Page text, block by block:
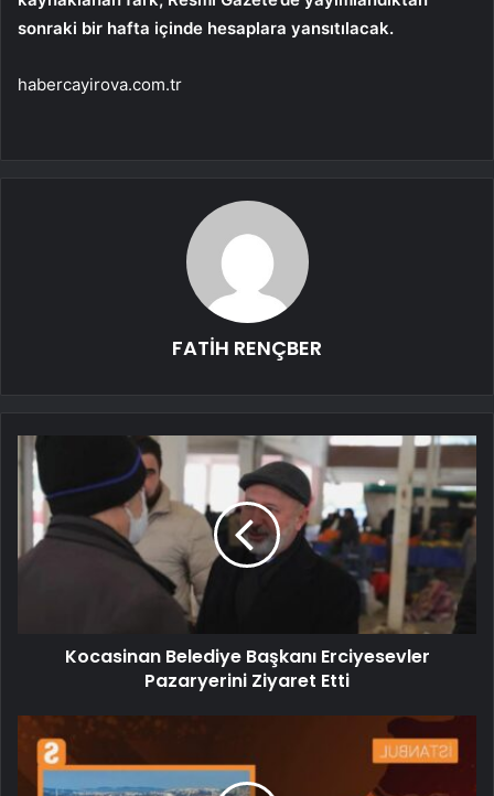
sonraki bir hafta içinde hesaplara yansıtılacak.
habercayirova.com.tr
FATİH RENÇBER
Kocasinan Belediye Başkanı Erciyesevler
Pazaryerini Ziyaret Etti